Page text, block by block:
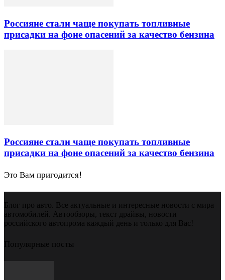
Россияне стали чаще покупать топливные
присадки на фоне опасений за качество бензина
Россияне стали чаще покупать топливные
присадки на фоне опасений за качество бензина
Это Вам пригодится!
Блог про авто. Все актуальные и интересные новости с мира
автомобилей. Автообзоры, текст драйвы, новости
российского автопрома каждый день и только для Вас!
Популярные посты